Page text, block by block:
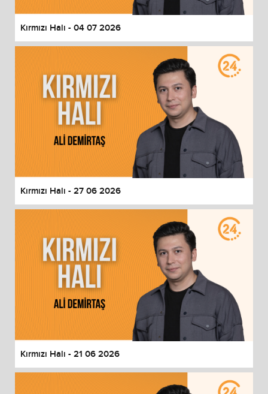
Kırmızı Halı - 04 07 2026
Kırmızı Halı - 27 06 2026
Kırmızı Halı - 21 06 2026